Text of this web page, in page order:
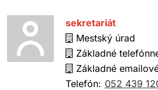
sekretariát
Mestský úrad
Základné
Základné
Telefón: 052 439